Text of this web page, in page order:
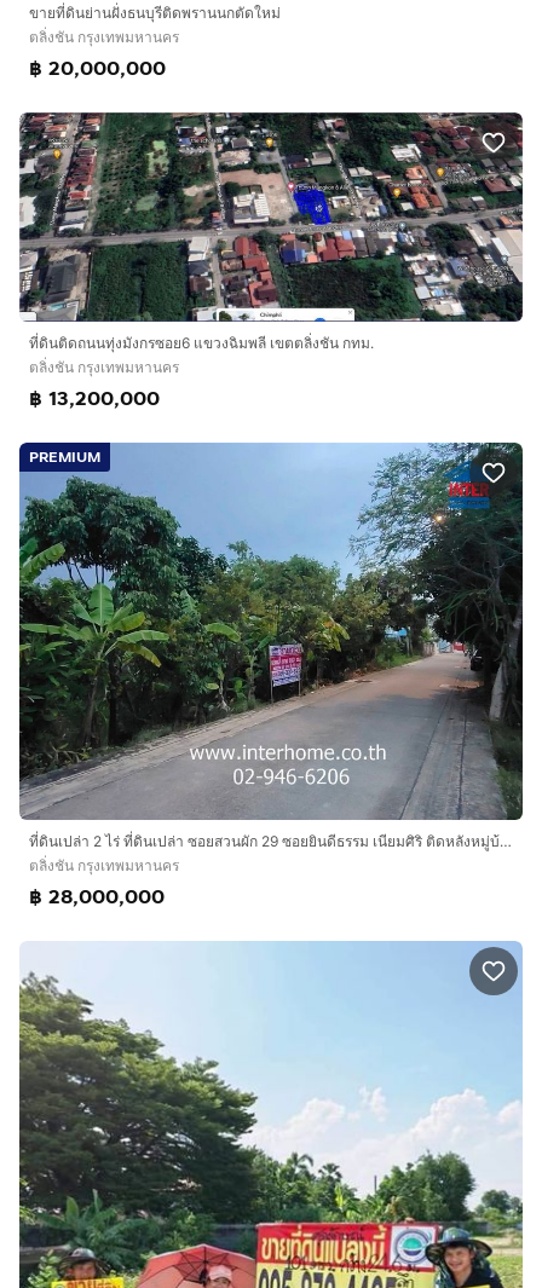
ขายที่ดินย่านฝั่งธนบุรีติดพรานนกตัดใหม่
ตลิ่งชัน กรุงเทพมหานคร
฿ 20,000,000
ที่ดินติดถนนทุ่งมังกรซอย6 แขวงฉิมพลี เขตตลิ่งชัน กทม.
ตลิ่งชัน กรุงเทพมหานคร
฿ 13,200,000
PREMIUM
ที่ดินเปล่า 2 ไร่ ที่ดินเปล่า ซอยสวนผัก 29 ซอยยินดีธรรม เนียมศิริ ติดหลังหมู่บ้านลดาวัลย์ราชพฤกษ์ ถนนสวนผัก ถนนราชพฤกษ์ เขตตลิ่งชัน กรุงเทพ
ตลิ่งชัน กรุงเทพมหานคร
฿ 28,000,000